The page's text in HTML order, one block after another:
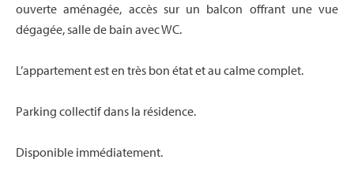
ouverte aménagée, accès sur un balcon offrant une vue
dégagée, salle de bain avec WC.
L’appartement est en très bon état et au calme complet.
Parking collectif dans la résidence.
Disponible immédiatement.